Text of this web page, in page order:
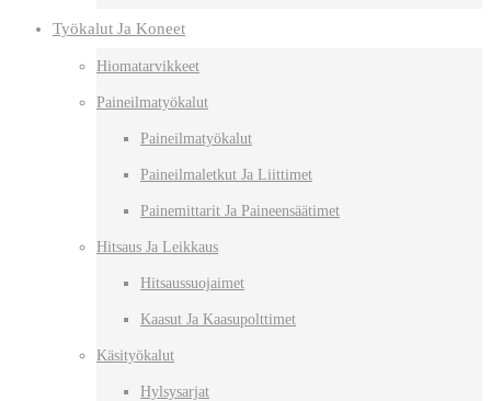
Työkalut Ja Koneet
Hiomatarvikkeet
Paineilmatyökalut
Paineilmatyökalut
Paineilmaletkut Ja Liittimet
Painemittarit Ja Paineensäätimet
Hitsaus Ja Leikkaus
Hitsaussuojaimet
Kaasut Ja Kaasupolttimet
Käsityökalut
Hylsysarjat